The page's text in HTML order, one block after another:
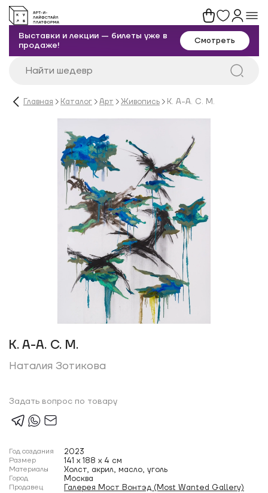
Выставки и лекции — билеты уже в
продаже!
Смотреть
Главная Каталог Арт Живопись К. А-А. С. М.
К. А-А. С. М.
Наталия Зотикова
Задать вопрос по товару
Год создания 2023
Размер 141 x 188 x 4 см
Материалы Холст, акрил, масло, уголь
Город Москва
Продавец Галерея Мост Вонтэд (Most Wanted Gallery)